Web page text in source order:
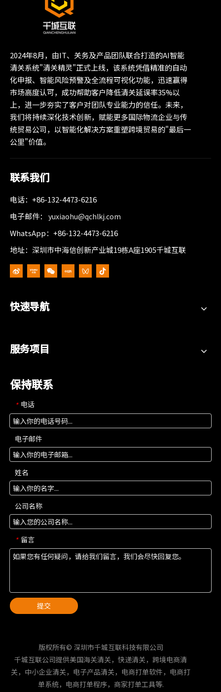
2024年8月，由IT、关务及产品团队联合打造的AI智能
清关系统"清关精灵"正式上线，该系统凭借精准的自动
化申报、智能风险预警及全流程可视化功能，迅速赢得
市场高度认可，成功帮助客户降低清关延误率35%以
上，进一步夯实了客户对团队专业能力的信任。未来，
我们将持续深化技术创新，赋能更多国际物流企业与传
统贸易公司，以智能化解决方案重塑跨境贸易的"最后一
公里"价值。
联系我们
电话：+86-132-4473-6216
电子邮件： yuxiaohu@qchlkj.com
WhatsApp：+86-132-4473-6216
地址：深圳市中海信创新产业城19栋A座1905千城互联
快速导航
服务项目
保持联系
* 电话
电子邮件
姓名
公司名称
* 留言
提交
版权所有© 深圳市千城互联科技有限公司
千城互联公司提供美国海关清关，快递清关，跨境电商清
关，中小企业清关，电子产品清关，电商打单软件，电商打
单系统，电商打单程序，商家打单工具等.